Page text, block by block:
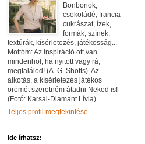
Bonbonok,
csokoládé, francia
cukrászat, ízek,
formák, színek,
textúrák, kísérletezés, játékosság...
Mottóm: Az inspiráció ott van
mindenhol, ha nyitott vagy rá,
megtalálod! (A. G. Shotts). Az
alkotás, a kísérletezés játékos
örömét szeretném átadni Neked is!
(Fotó: Karsai-Diamant Lívia)
Teljes profil megtekintése
Ide írhatsz: